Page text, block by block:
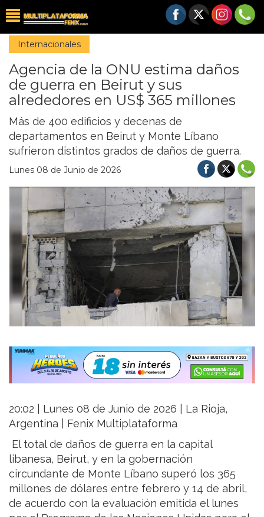
Internacionales
Agencia de la ONU estima daños
de guerra en Beirut y sus
alrededores en US$ 365 millones
Más de 400 edificios y decenas de
departamentos en Beirut y Monte Líbano
sufrieron distintos grados de daños de guerra.
Lunes 08 de Junio de 2026
20:02 | Lunes 08 de Junio de 2026 | La Rioja,
Argentina | Fenix Multiplataforma
El total de daños de guerra en la capital
libanesa, Beirut, y en la gobernación
circundante de Monte Líbano superó los 365
millones de dólares entre febrero y 14 de abril,
de acuerdo con la evaluación emitida el lunes